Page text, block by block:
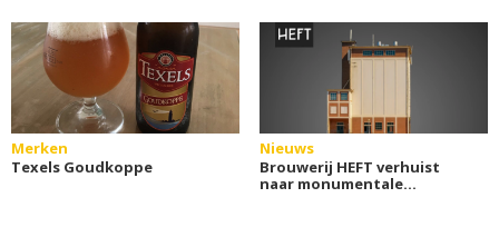
Merken
Texels Goudkoppe
Nieuws
Brouwerij HEFT verhuist
naar monumentale